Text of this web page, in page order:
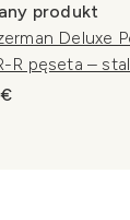
produkt
Deluxe
R pęseta –